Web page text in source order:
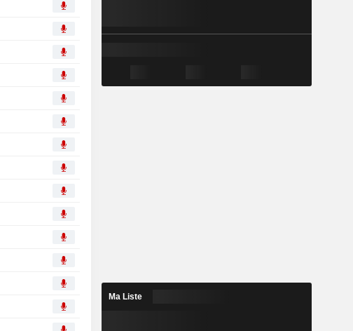
Ma Liste